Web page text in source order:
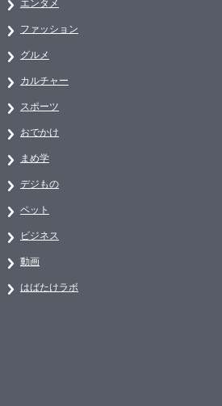
エンタメ
ファッション
グルメ
カルチャー
スポーツ
おでかけ
まめ学
デジもの
ペット
ビジネス
動画
はばたけラボ